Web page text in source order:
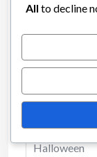
Neujahr
Frühlingsfest
Halloween
All to decline